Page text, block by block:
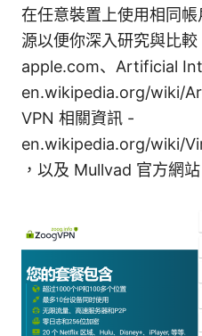
在任意裝置上使用相同
源以便你深入研究與比
apple.com、Artificial
en.wikipedia.org/wiki/
VPN 相關資訊 -
en.wikipedia.org/wiki/
，以及 Mullvad 官方網